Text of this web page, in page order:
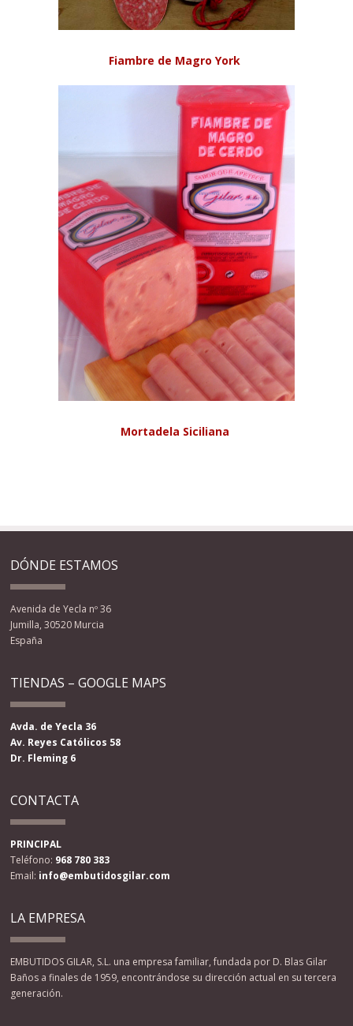
Fiambre de Magro York
Mortadela Siciliana
DÓNDE ESTAMOS
Avenida de Yecla nº 36
Jumilla, 30520 Murcia
España
TIENDAS – GOOGLE MAPS
Avda. de Yecla 36
Av. Reyes Católicos 58
Dr. Fleming 6
CONTACTA
PRINCIPAL
Teléfono: 968 780 383
Email: info@embutidosgilar.com
LA EMPRESA
EMBUTIDOS GILAR, S.L. una empresa familiar, fundada por D. Blas Gilar
Baños a finales de 1959, encontrándose su dirección actual en su tercera
generación.